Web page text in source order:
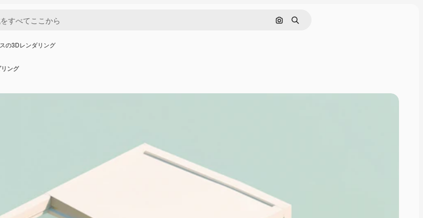
画像で検索
検索
の3Dレンダリング
ング